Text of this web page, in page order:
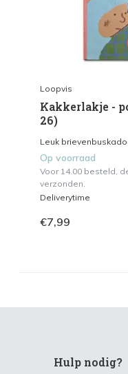
Loopvis
Kakkerlakje -
26)
Leuk
Op voorraad
Voor 14.00 besteld,
verzonden.
Deliverytime
€7,99
Hulp nodig?